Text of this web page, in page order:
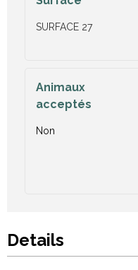
SURFACE 27
Animaux
acceptés
Non
Details